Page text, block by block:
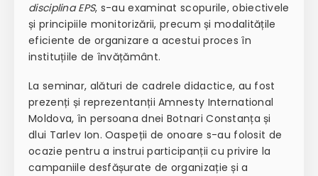
disciplina EPS, s-au examinat scopurile, obiectivele
și principiile monitorizării, precum și modalitățile
eficiente de organizare a acestui proces în
instituțiile de învățământ.
La seminar, alături de cadrele didactice, au fost
prezenți și reprezentanții Amnesty International
Moldova, în persoana dnei Botnari Constanța și
dlui Tarlev Ion. Oaspeții de onoare s-au folosit de
ocazie pentru a instrui participanții cu privire la
campaniile desfășurate de organizație și a